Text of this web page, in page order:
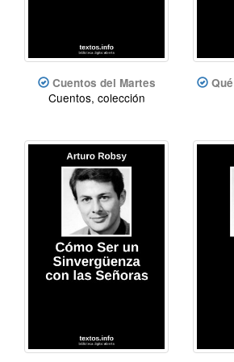
Cuentos del Martes
Cuentos, colección